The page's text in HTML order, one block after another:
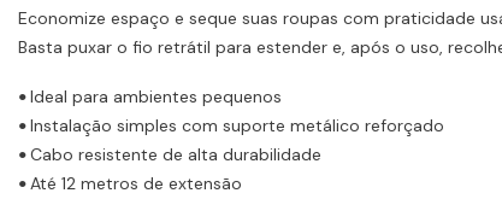
Economize espaço e seque suas roupas com praticidade
Basta puxar o fio retrátil para estender e, após o uso,
• Ideal para ambientes pequenos
• Instalação simples com suporte metálico reforçado
• Cabo resistente de alta durabilidade
• Até 12 metros de extensão